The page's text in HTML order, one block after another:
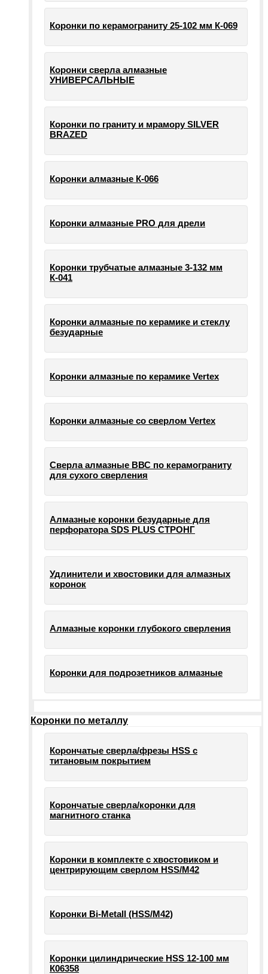
Коронки по керамограниту 25-102 мм К-069
Коронки сверла алмазные
УНИВЕРСАЛЬНЫЕ
Коронки по граниту и мрамору SILVER
BRAZED
Коронки алмазные К-066
Коронки алмазные PRO для дрели
Коронки трубчатые алмазные 3-132 мм
К-041
Коронки алмазные по керамике и стеклу
безударные
Коронки алмазные по керамике Vertex
Коронки алмазные со сверлом Vertex
Сверла алмазные ВВС по керамограниту
для сухого сверления
Алмазные коронки безударные для
перфоратора SDS PLUS СТРОНГ
Удлинители и хвостовики для алмазных
коронок
Алмазные коронки глубокого сверления
Коронки для подрозетников алмазные
Коронки по металлу
Корончатые сверла/фрезы HSS c
титановым покрытием
Корончатые сверла/коронки для
магнитного станка
Коронки в комплекте с хвостовиком и
центрирующим сверлом HSS/М42
Коронки Bi-Metall (HSS/М42)
Коронки цилиндрические HSS 12-100 мм
К06358